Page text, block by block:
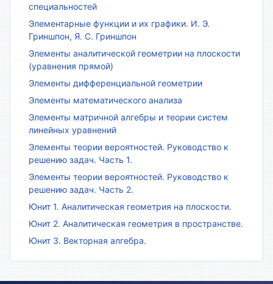
специальностей
Элементарные функции и их графики. И. Э.
Гриншпон, Я. С. Гриншпон
Элементы аналитической геометрии на плоскости
(уравнения прямой)
Элементы дифференциальной геометрии
Элементы математического анализа
Элементы матричной алгебры и теории систем
линейных уравнений
Элементы теории вероятностей. Руководство к
решению задач. Часть 1.
Элементы теории вероятностей. Руководство к
решению задач. Часть 2.
Юнит 1. Аналитическая геометрия на плоскости.
Юнит 2. Аналитическая геометрия в пространстве.
Юнит 3. Векторная алгебра.